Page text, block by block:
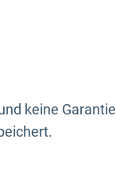
keine Garantie